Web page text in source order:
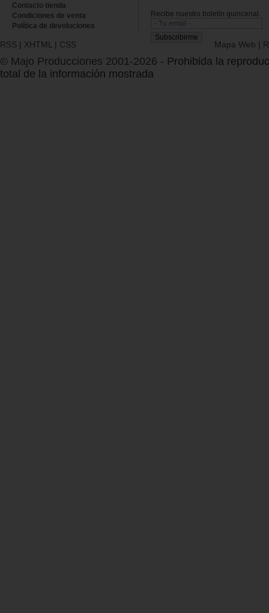
Contacto tienda
Condiciones de venta
Política de devoluciones
Recibe nuestro boletín quincenal.
RSS | XHTML | CSS Mapa Web |
© Majo Producciones 2001-2026 - Prohibida la
total de la información mostrada